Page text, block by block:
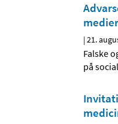
|21.
Falske
på